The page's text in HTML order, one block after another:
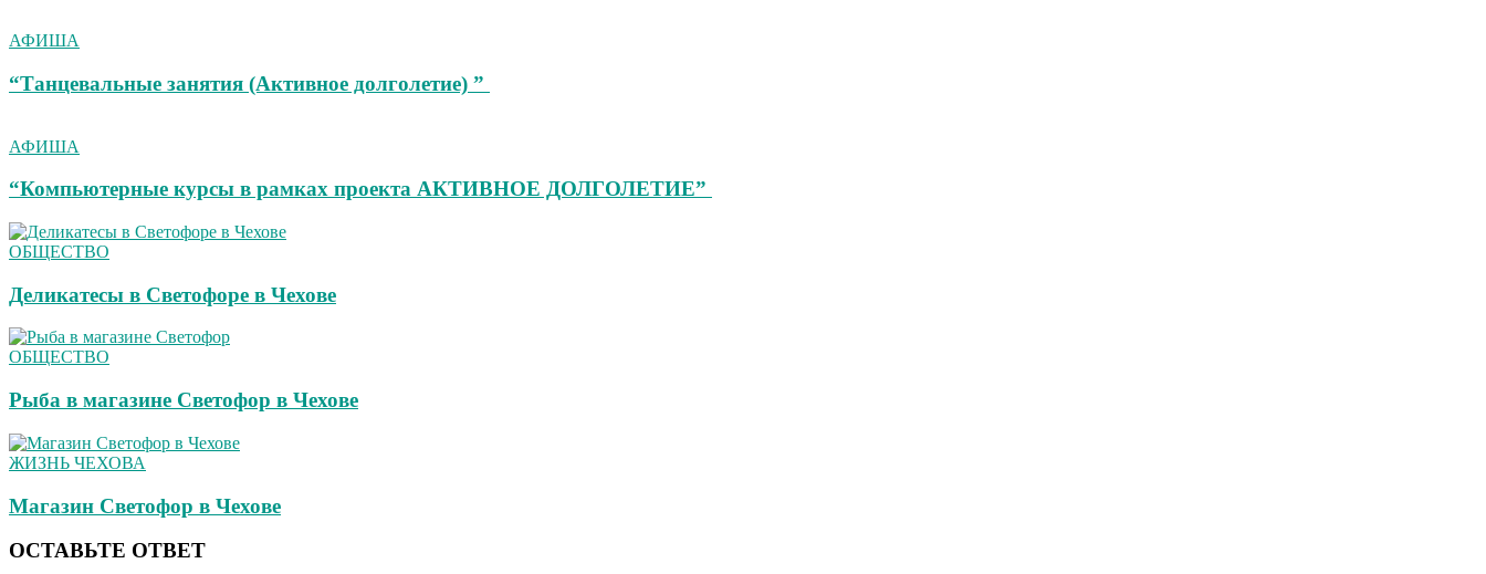
АФИША
“Танцевальные занятия (Активное долголетие) ”
АФИША
“Компьютерные курсы в рамках проекта АКТИВНОЕ ДОЛГОЛЕТИЕ”
ОБЩЕСТВО
Деликатесы в Светофоре в Чехове
ОБЩЕСТВО
Рыба в магазине Светофор в Чехове
ЖИЗНЬ ЧЕХОВА
Магазин Светофор в Чехове
ОСТАВЬТЕ ОТВЕТ